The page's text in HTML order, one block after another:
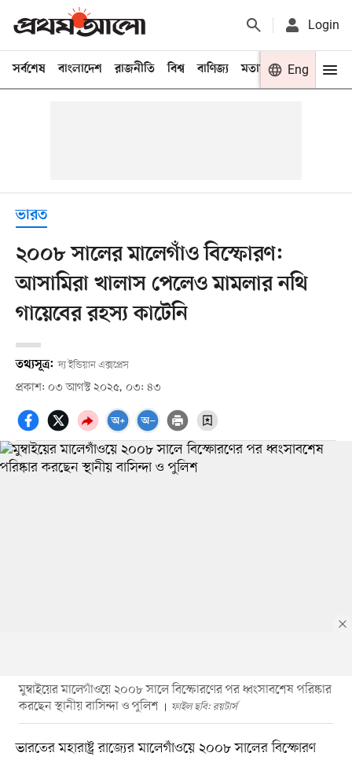
Login
সর্বশেষ বাংলাদেশ রাজনীতি বিশ্ব বাণিজ্য মতামত খেলা
Eng
ভারত
২০০৮ সালের মালেগাঁও বিস্ফোরণ:
আসামিরা খালাস পেলেও মামলার নথি
গায়েবের রহস্য কাটেনি
তথ্যসূত্র: দ্য ইন্ডিয়ান এক্সপ্রেস
প্রকাশ: ০৩ আগস্ট ২০২৫, ০৩: ৪৩
মুম্বাইয়ের মালেগাঁওয়ে ২০০৮ সালে বিস্ফোরণের পর ধ্বংসাবশেষ পরিষ্কার
করছেন স্থানীয় বাসিন্দা ও পুলিশ
ফাইল ছবি: রয়টার্স
ভারতের মহারাষ্ট্র রাজ্যের মালেগাঁওয়ে ২০০৮ সালের বিস্ফোরণ